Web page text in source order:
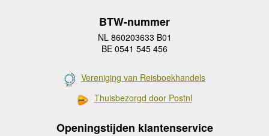
BTW-nummer
NL 860203633 B01
BE 0541 545 456
Vereniging van Reisboekhandels
Thuisbezorgd door Postnl
Openingstijden klantenservice